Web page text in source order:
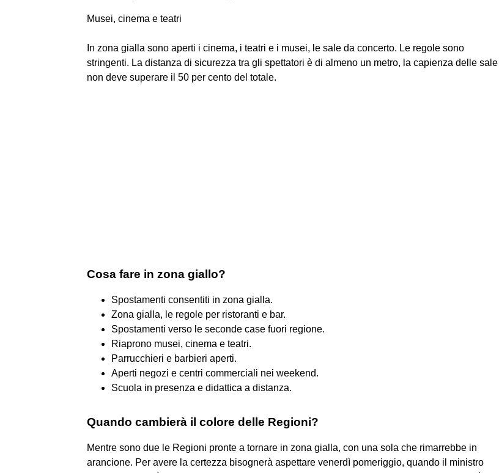
Musei, cinema e teatri
In zona gialla sono aperti i cinema, i teatri e i musei, le sale da concerto. Le regole sono
stringenti. La distanza di sicurezza tra gli spettatori è di almeno un metro, la capienza delle sale
non deve superare il 50 per cento del totale.
Cosa fare in zona giallo?
Spostamenti consentiti in zona gialla.
Zona gialla, le regole per ristoranti e bar.
Spostamenti verso le seconde case fuori regione.
Riaprono musei, cinema e teatri.
Parrucchieri e barbieri aperti.
Aperti negozi e centri commerciali nei weekend.
Scuola in presenza e didattica a distanza.
Quando cambierà il colore delle Regioni?
Mentre sono due le Regioni pronte a tornare in zona gialla, con una sola che rimarrebbe in
arancione. Per avere la certezza bisognerà aspettare venerdì pomeriggio, quando il ministro